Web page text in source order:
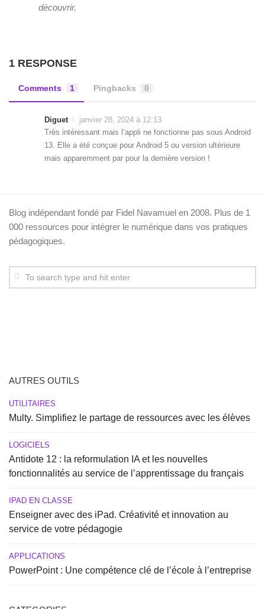
découvrir.
1 RESPONSE
Comments 1 Pingbacks 0
Diguet
janvier 28, 2024 à 12:13
Très intéressant mais l’appli ne fonctionne pas sous Android
13. Elle a été conçue pour Android 5 ou version ultérieure
mais apparemment par pour la dernière version !
Blog indépendant fondé par Fidel Navamuel en 2008. Plus de 1
000 ressources pour intégrer le numérique dans vos pratiques
pédagogiques.
AUTRES OUTILS
UTILITAIRES
Multy. Simplifiez le partage de ressources avec les élèves
LOGICIELS
Antidote 12 : la reformulation IA et les nouvelles
fonctionnalités au service de l’apprentissage du français
IPAD EN CLASSE
Enseigner avec des iPad. Créativité et innovation au
service de votre pédagogie
APPLICATIONS
PowerPoint : Une compétence clé de l’école à l’entreprise